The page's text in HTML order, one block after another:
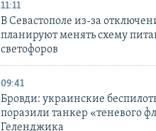
11:11
В Севастополе из-за
планируют менять схему
светофоров
09:41
Бровди: украинские
поразили танкер «теневого
Геленджика